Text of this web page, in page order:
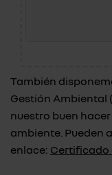
También
Gestión Ambiental
nuestro buen
ambiente. Pueden
enlace: Certificado